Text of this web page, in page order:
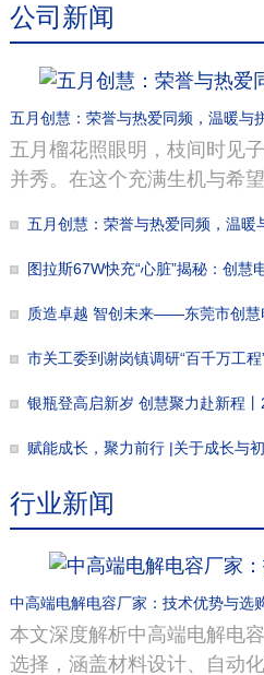
公司新闻
五月创慧：荣誉与热爱同频，温暖与
五月榴花照眼明，枝间时见
并秀。在这个充满生机与希望
五月创慧：荣誉与热爱同频，温暖
图拉斯67W快充“心脏”揭秘：创慧电子
质造卓越 智创未来——东莞市创慧电子2025年第四季度质量标兵与改
市关工委到谢岗镇调研“百千万工程”和青少
银瓶登高启新岁 创慧聚力赴新程丨2026元旦管理团队徒步
赋能成长，聚力前行 |关于成长与
行业新闻
中高端电解电容厂家：技术优势与选
本文深度解析中高端电解电
选择，涵盖材料设计、自动化